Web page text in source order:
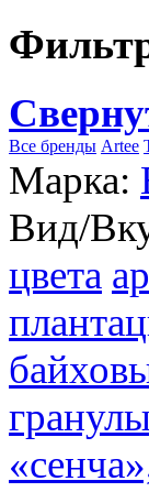
Все бренды Artee
Марка:
Вид/
цвета